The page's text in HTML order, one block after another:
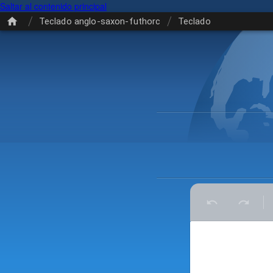
Saltar al contenido principal
/ Teclado anglo-saxon-futhorc / Teclado